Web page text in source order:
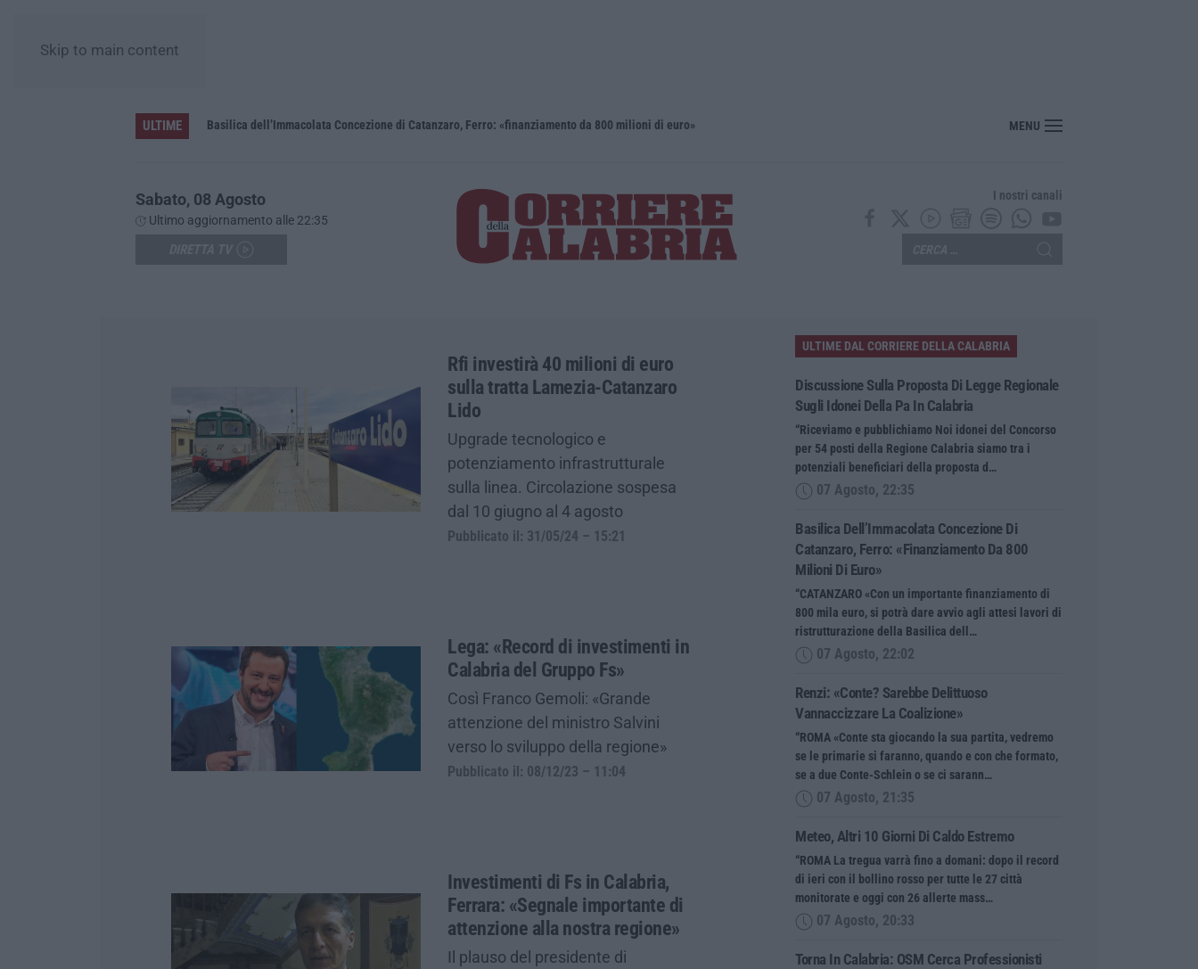
Skip to main content
ULTIME Basilica dell’Immacolata Concezione di Catanzaro, Ferro: «finanziamento da 800 milioni di euro» Renzi: «Conte? Sarebbe delittuoso vannaccizzare la coalizione»
MENU
Sabato, 08 Agosto
Ultimo aggiornamento alle 22:35
I nostri canali
Rfi investirà 40 milioni di euro
sulla tratta Lamezia-Catanzaro
Lido
Upgrade tecnologico e
potenziamento infrastrutturale
sulla linea. Circolazione sospesa
dal 10 giugno al 4 agosto
Pubblicato il: 31/05/24 – 15:21
Lega: «Record di investimenti in
Calabria del Gruppo Fs»
Così Franco Gemoli: «Grande
attenzione del ministro Salvini
verso lo sviluppo della regione»
Pubblicato il: 08/12/23 – 11:04
Investimenti di Fs in Calabria,
Ferrara: «Segnale importante di
attenzione alla nostra regione»
Il plauso del presidente di
ULTIME DAL CORRIERE DELLA CALABRIA
Discussione Sulla Proposta Di Legge Regionale
Sugli Idonei Della Pa In Calabria
“Riceviamo e pubblichiamo Noi idonei del Concorso
per 54 posti della Regione Calabria siamo tra i
potenziali beneficiari della proposta d…
07 Agosto, 22:35
Basilica Dell’Immacolata Concezione Di
Catanzaro, Ferro: «finanziamento Da 800
Milioni Di Euro»
“CATANZARO «Con un importante finanziamento di
800 mila euro, si potrà dare avvio agli attesi lavori di
ristrutturazione della Basilica dell…
07 Agosto, 22:02
Renzi: «Conte? Sarebbe Delittuoso
Vannaccizzare La Coalizione»
“ROMA «Conte sta giocando la sua partita, vedremo
se le primarie si faranno, quando e con che formato,
se a due Conte-Schlein o se ci sarann…
07 Agosto, 21:35
Meteo, Altri 10 Giorni Di Caldo Estremo
“ROMA La tregua varrà fino a domani: dopo il record
di ieri con il bollino rosso per tutte le 27 città
monitorate e oggi con 26 allerte mass…
07 Agosto, 20:33
Torna In Calabria: OSM Cerca Professionisti